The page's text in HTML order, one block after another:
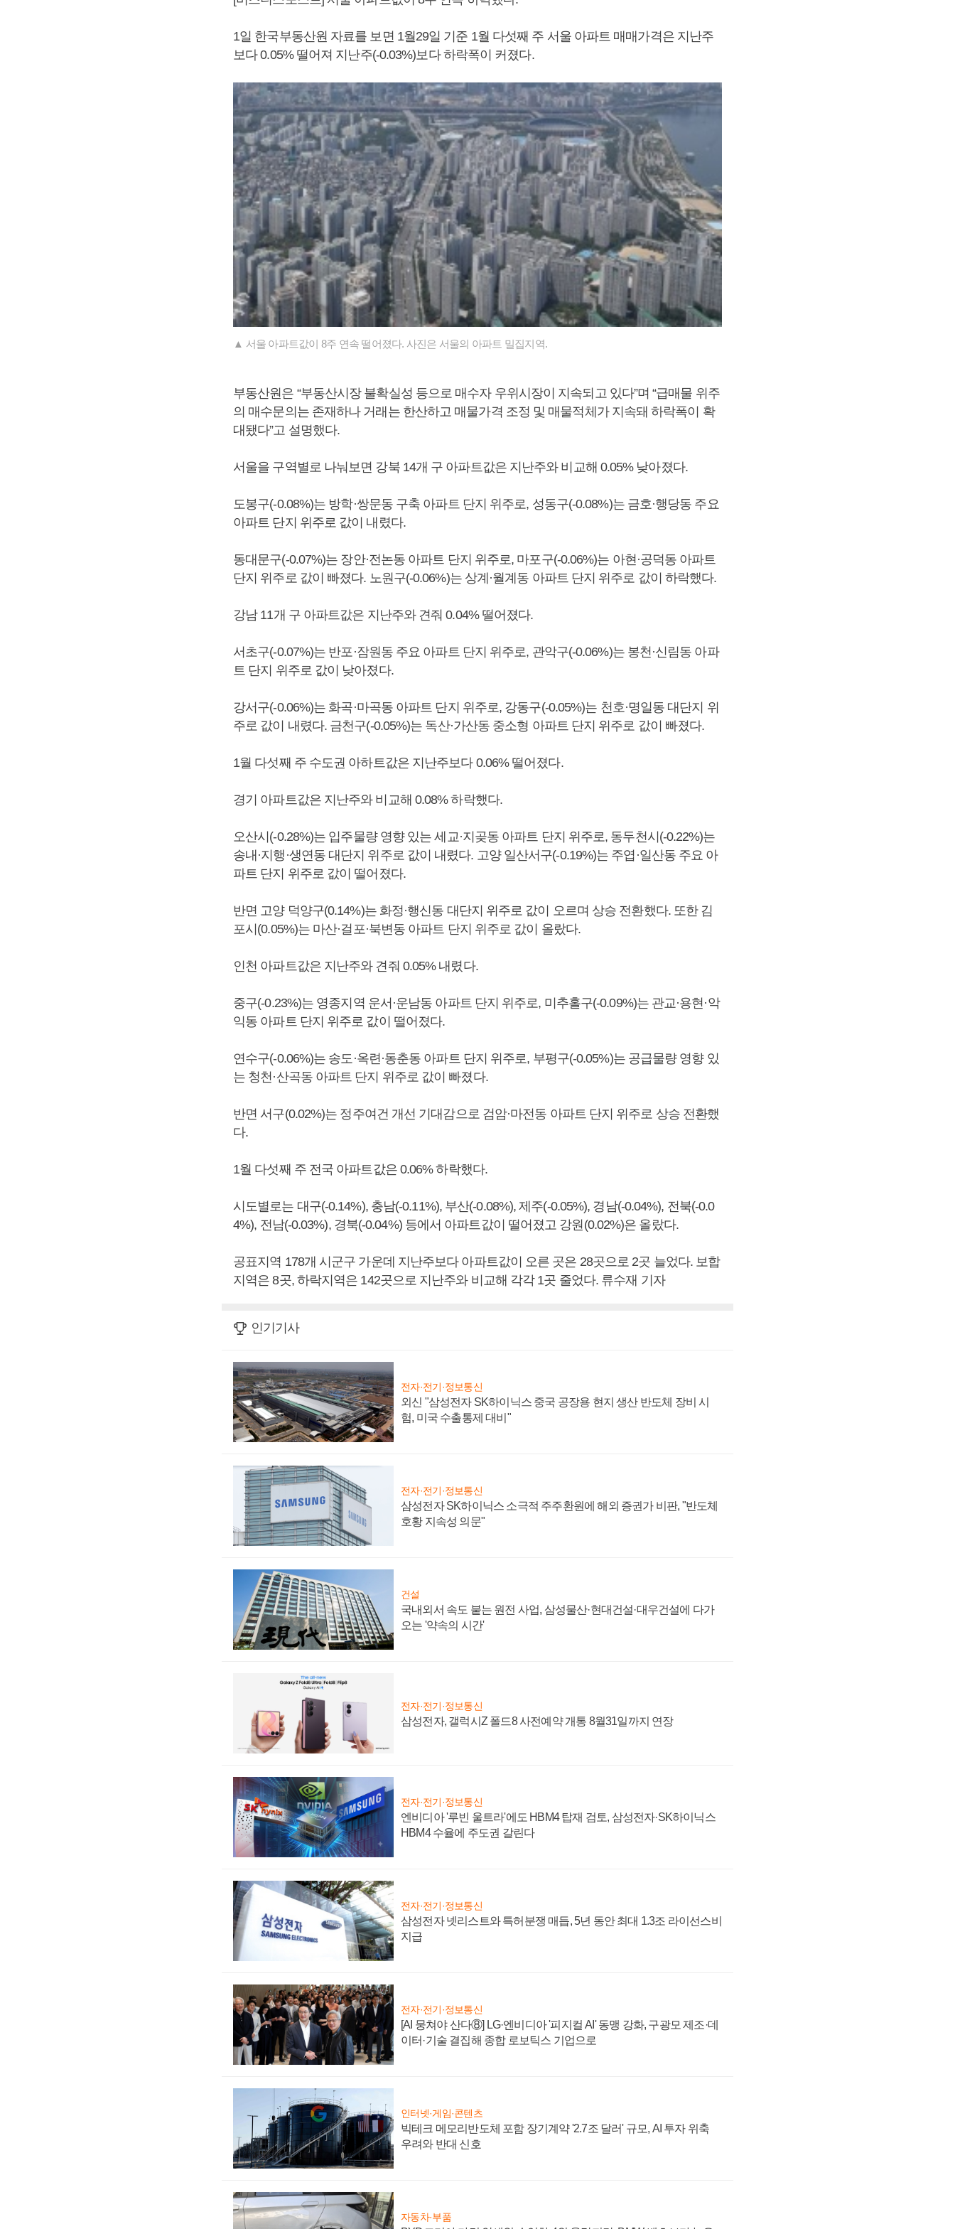
1일 한국부동산원 자료를 보면 1월29일 기준 1월 다섯째 주 서울 아파트 매매가격은 지난주
보다 0.05% 떨어져 지난주(-0.03%)보다 하락폭이 커졌다.
▲ 서울 아파트값이 8주 연속 떨어졌다. 사진은 서울의 아파트 밀집지역.
부동산원은 “부동산시장 불확실성 등으로 매수자 우위시장이 지속되고 있다”며 “급매물 위주
의 매수문의는 존재하나 거래는 한산하고 매물가격 조정 및 매물적체가 지속돼 하락폭이 확
대됐다”고 설명했다.
서울을 구역별로 나눠보면 강북 14개 구 아파트값은 지난주와 비교해 0.05% 낮아졌다.
도봉구(-0.08%)는 방학·쌍문동 구축 아파트 단지 위주로, 성동구(-0.08%)는 금호·행당동 주요
아파트 단지 위주로 값이 내렸다.
동대문구(-0.07%)는 장안·전논동 아파트 단지 위주로, 마포구(-0.06%)는 아현·공덕동 아파트
단지 위주로 값이 빠졌다. 노원구(-0.06%)는 상계·월계동 아파트 단지 위주로 값이 하락했다.
강남 11개 구 아파트값은 지난주와 견줘 0.04% 떨어졌다.
서초구(-0.07%)는 반포·잠원동 주요 아파트 단지 위주로, 관악구(-0.06%)는 봉천·신림동 아파
트 단지 위주로 값이 낮아졌다.
강서구(-0.06%)는 화곡·마곡동 아파트 단지 위주로, 강동구(-0.05%)는 천호·명일동 대단지 위
주로 값이 내렸다. 금천구(-0.05%)는 독산·가산동 중소형 아파트 단지 위주로 값이 빠졌다.
1월 다섯째 주 수도권 아하트값은 지난주보다 0.06% 떨어졌다.
경기 아파트값은 지난주와 비교해 0.08% 하락했다.
오산시(-0.28%)는 입주물량 영향 있는 세교·지곶동 아파트 단지 위주로, 동두천시(-0.22%)는
송내·지행·생연동 대단지 위주로 값이 내렸다. 고양 일산서구(-0.19%)는 주엽·일산동 주요 아
파트 단지 위주로 값이 떨어졌다.
반면 고양 덕양구(0.14%)는 화정·행신동 대단지 위주로 값이 오르며 상승 전환했다. 또한 김
포시(0.05%)는 마산·걸포·북변동 아파트 단지 위주로 값이 올랐다.
인천 아파트값은 지난주와 견줘 0.05% 내렸다.
중구(-0.23%)는 영종지역 운서·운남동 아파트 단지 위주로, 미추홀구(-0.09%)는 관교·용현·악
익동 아파트 단지 위주로 값이 떨어졌다.
연수구(-0.06%)는 송도·옥련·동춘동 아파트 단지 위주로, 부평구(-0.05%)는 공급물량 영향 있
는 청천·산곡동 아파트 단지 위주로 값이 빠졌다.
반면 서구(0.02%)는 정주여건 개선 기대감으로 검암·마전동 아파트 단지 위주로 상승 전환했
다.
1월 다섯째 주 전국 아파트값은 0.06% 하락했다.
시도별로는 대구(-0.14%), 충남(-0.11%), 부산(-0.08%), 제주(-0.05%), 경남(-0.04%), 전북(-0.0
4%), 전남(-0.03%), 경북(-0.04%) 등에서 아파트값이 떨어졌고 강원(0.02%)은 올랐다.
공표지역 178개 시군구 가운데 지난주보다 아파트값이 오른 곳은 28곳으로 2곳 늘었다. 보합
지역은 8곳, 하락지역은 142곳으로 지난주와 비교해 각각 1곳 줄었다. 류수재 기자
인기기사
전자·전기·정보통신
외신 "삼성전자 SK하이닉스 중국 공장용 현지 생산 반도체 장비 시
험, 미국 수출통제 대비"
전자·전기·정보통신
삼성전자 SK하이닉스 소극적 주주환원에 해외 증권가 비판, "반도체
호황 지속성 의문"
건설
국내외서 속도 붙는 원전 사업, 삼성물산·현대건설·대우건설에 다가
오는 '약속의 시간'
전자·전기·정보통신
삼성전자, 갤럭시Z 폴드8 사전예약 개통 8월31일까지 연장
전자·전기·정보통신
엔비디아 '루빈 울트라'에도 HBM4 탑재 검토, 삼성전자·SK하이닉스
HBM4 수율에 주도권 갈린다
전자·전기·정보통신
삼성전자 넷리스트와 특허분쟁 매듭, 5년 동안 최대 1.3조 라이선스비
지급
전자·전기·정보통신
[AI 뭉쳐야 산다⑧] LG·엔비디아 '피지컬 AI' 동맹 강화, 구광모 제조·데
이터·기술 결집해 종합 로보틱스 기업으로
인터넷·게임·콘텐츠
빅테크 메모리반도체 포함 장기계약 '2.7조 달러' 규모, AI 투자 위축
우려와 반대 신호
자동차·부품